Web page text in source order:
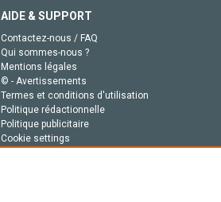
AIDE & SUPPORT
Contactez-nous / FAQ
Qui sommes-nous ?
Mentions légales
© - Avertissements
Termes et conditions d'utilisation
Politique rédactionnelle
Politique publicitaire
Cookie settings